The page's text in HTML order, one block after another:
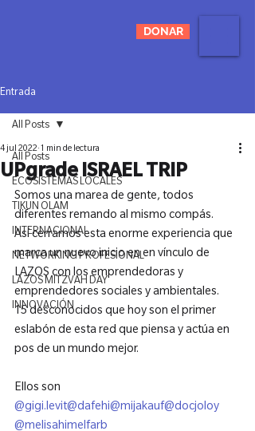
DONAR
Entrada
All Posts
ECOSISTEMAS LOCALES
TIKUN OLAM
INTERNACIONAL
NETWORKING PROFESIONAL
LAZOS MITZVAH DAY
INNOVACIÓN
All Posts
UPgrade ISRAEL TRIP
4 jul 2022 1 min de lectura
Somos una marea de gente, todos
diferentes remando al mismo compás.
Así cerramos esta enorme experiencia que
marca un nuevo inicio en en vínculo de
LAZOS con los emprendedoras y
emprendedores sociales y ambientales.
15 desconocidos que hoy son el primer
eslabón de esta red que piensa y actúa en
pos de un mundo mejor.
Ellos son
@gigi.levit@dafehi@mijakauf@docjoloy
@melisahimelfarb